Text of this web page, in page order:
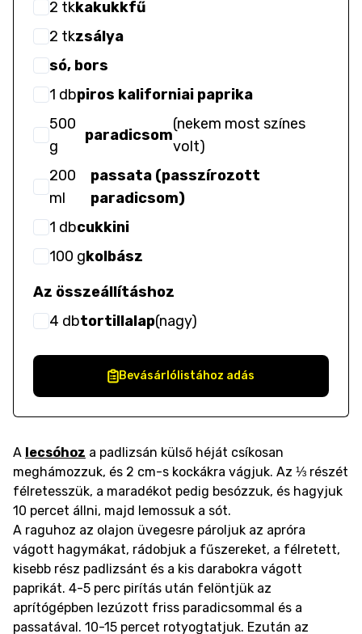
2 tkkakukkfű
2 tkzsálya
só, bors
1 dbpiros kaliforniai paprika
500
g
paradicsom
(nekem most színes
volt)
200
ml
passata (passzírozott
paradicsom)
1 dbcukkini
100 gkolbász
Az összeállításhoz
4 dbtortillalap(nagy)
Bevásárlólistához adás
A lecsóhoz a padlizsán külső héját csíkosan
meghámozzuk, és 2 cm-s kockákra vágjuk. Az ⅓ részét
félretesszük, a maradékot pedig besózzuk, és hagyjuk
10 percet állni, majd lemossuk a sót.
A raguhoz az olajon üvegesre pároljuk az apróra
vágott hagymákat, rádobjuk a fűszereket, a félretett,
kisebb rész padlizsánt és a kis darabokra vágott
paprikát. 4-5 perc pirítás után felöntjük az
aprítógépben lezúzott friss paradicsommal és a
passatával. 10-15 percet rotyogtatjuk. Ezután az